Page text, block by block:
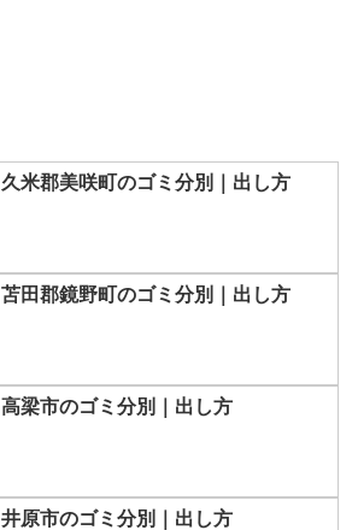
久米郡美咲町のゴミ分別｜出し方
苫田郡鏡野町のゴミ分別｜出し方
高梁市のゴミ分別｜出し方
井原市のゴミ分別｜出し方